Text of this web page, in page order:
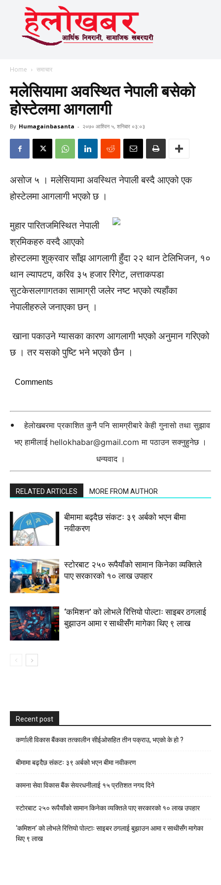
Home समाचार
मलेसियामा अवस्थित नेपाली बसेको
होस्टेलमा आगलागी
By Humagainbasanta - २०७० आश्विन ५, शनिबार ०३:०३
असोज ५ । मलेसियामा अवस्थित नेपाली बस्दै आएको एक
होस्टेलमा आगलागी भएको छ ।
मुहार पारितजमिस्थित नेपाली
श्रमिकहरु वस्दै आएको
होस्टलमा शुक्रवार साँझ आगलागी हुँदा २२ थान टेलिभिजन, १०
थान ल्यापटप, करिव ३५ हजार रिंगेट, लत्ताकपडा
सुटकेसलगागतका सामाग्री जलेर नष्ट भएको त्यहाँका
नेपालीहरुले जनाएका छन् ।
खाना पकाउने ग्यासका कारण आगलागी भएको अनुमान गरिएको
छ । तर यसको पुष्टि भने भएको छैन ।
Comments
हेलोखबरमा प्रकाशित कुनै पनि सामग्रीबारे केही गुनासो तथा सुझाव
भए हामीलाई hellokhabar@gmail.com मा पठाउन सक्नुहुनेछ ।
धन्यवाद ।
RELATED ARTICLES MORE FROM AUTHOR
बीमामा बढ्दैछ संकटः ३९ अर्बको भएन बीमा
नवीकरण
स्टाेरबाट २५० रूपैयाँको सामान किनेका व्यक्तिले
पाए सरकारको १० लाख उपहार
‘कमिशन’ को लोभले रित्तियो पोल्टाः साइबर ठगलाई
बुझाउन आमा र साथीसँग मागेका थिए ९ लाख
Recent post
कर्णाली विकास बैंकका तत्कालीन सीईओसहित तीन पक्राउ, भएकाे के हाे ?
बीमामा बढ्दैछ संकटः ३९ अर्बको भएन बीमा नवीकरण
कामना सेवा विकास बैंक सेयरधनीलाई १५ प्रतिशत नगद दिने
स्टाेरबाट २५० रूपैयाँको सामान किनेका व्यक्तिले पाए सरकारको १० लाख उपहार
‘कमिशन’ को लोभले रित्तियो पोल्टाः साइबर ठगलाई बुझाउन आमा र साथीसँग मागेका
थिए ९ लाख